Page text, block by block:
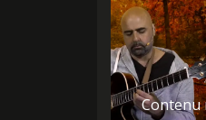
Contenu